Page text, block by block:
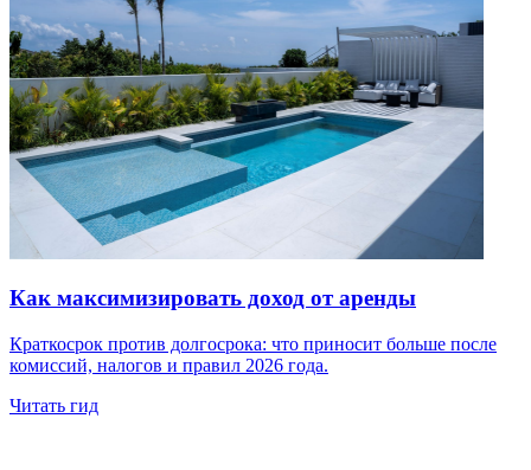
Как максимизировать доход от аренды
Краткосрок против долгосрока: что приносит больше после
комиссий, налогов и правил 2026 года.
Читать гид